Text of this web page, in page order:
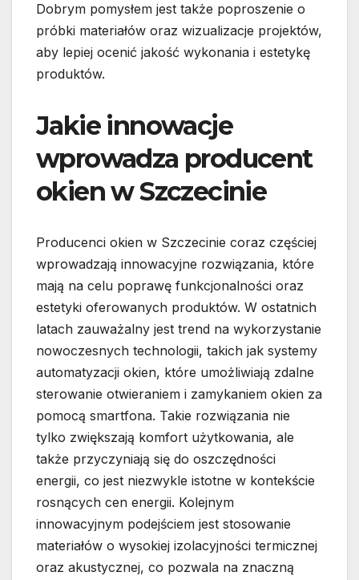
Dobrym pomysłem jest także poproszenie o
próbki materiałów oraz wizualizacje projektów,
aby lepiej ocenić jakość wykonania i estetykę
produktów.
Jakie innowacje
wprowadza producent
okien w Szczecinie
Producenci okien w Szczecinie coraz częściej
wprowadzają innowacyjne rozwiązania, które
mają na celu poprawę funkcjonalności oraz
estetyki oferowanych produktów. W ostatnich
latach zauważalny jest trend na wykorzystanie
nowoczesnych technologii, takich jak systemy
automatyzacji okien, które umożliwiają zdalne
sterowanie otwieraniem i zamykaniem okien za
pomocą smartfona. Takie rozwiązania nie
tylko zwiększają komfort użytkowania, ale
także przyczyniają się do oszczędności
energii, co jest niezwykle istotne w kontekście
rosnących cen energii. Kolejnym
innowacyjnym podejściem jest stosowanie
materiałów o wysokiej izolacyjności termicznej
oraz akustycznej, co pozwala na znaczną